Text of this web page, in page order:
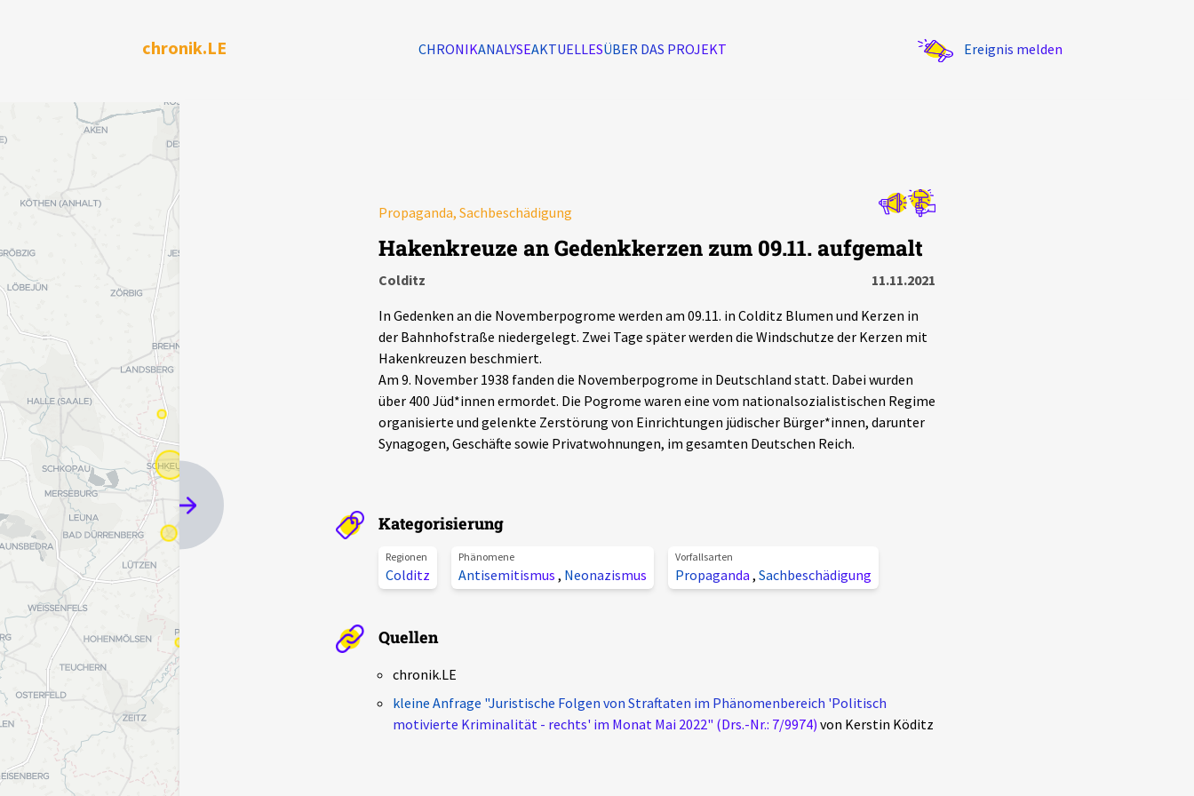
chronik.LE CHRONIKANALYSEAKTUELLESÜBER DAS PROJEKT Ereignis melden
Propaganda, Sachbeschädigung
Hakenkreuze an Gedenkkerzen zum 09.11. aufgemalt
Colditz
11.11.2021
In Gedenken an die Novemberpogrome werden am 09.11. in Colditz Blumen und Kerzen in
der Bahnhofstraße niedergelegt. Zwei Tage später werden die Windschutze der Kerzen mit
Hakenkreuzen beschmiert.
Am 9. November 1938 fanden die Novemberpogrome in Deutschland statt. Dabei wurden
über 400 Jüd*innen ermordet. Die Pogrome waren eine vom nationalsozialistischen Regime
organisierte und gelenkte Zerstörung von Einrichtungen jüdischer Bürger*innen, darunter
Synagogen, Geschäfte sowie Privatwohnungen, im gesamten Deutschen Reich.
Kategorisierung
Regionen
Colditz
Phänomene
Antisemitismus , Neonazismus
Vorfallsarten
Propaganda , Sachbeschädigung
Quellen
chronik.LE
kleine Anfrage "Juristische Folgen von Straftaten im Phänomenbereich 'Politisch
motivierte Kriminalität - rechts' im Monat Mai 2022" (Drs.-Nr.: 7/9974) von Kerstin Köditz
Ereignisse Statistik